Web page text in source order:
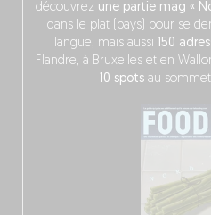
découvrez une partie mag «
dans le plat (pays) pour se
langue, mais aussi 150
Flandre, à Bruxelles et en
10 spots au